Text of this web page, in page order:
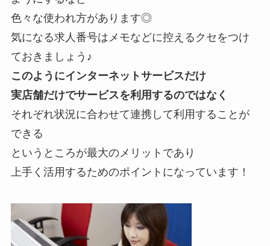
色々な使われ方があります◎
気になる求人番号はメモなどに控えるクセをつけ
ておきましょう♪
このようにインターネットサービスだけ
実店舗だけでサービスを利用するのではなく
それぞれ状況に合わせて連携して利用することが
できる
というところが最大のメリットであり
上手く活用するためのポイントになっています！